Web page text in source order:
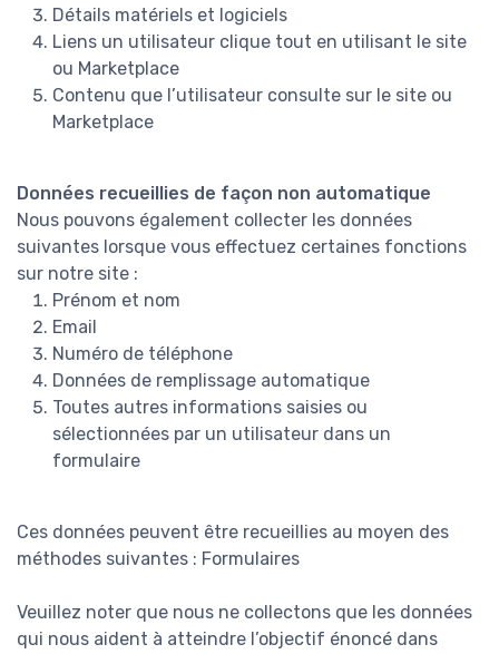
Détails matériels et logiciels
Liens un utilisateur clique tout en utilisant le site
ou Marketplace
Contenu que l’utilisateur consulte sur le site ou
Marketplace
Données recueillies de façon non automatique
Nous pouvons également collecter les données
suivantes lorsque vous effectuez certaines fonctions
sur notre site :
Prénom et nom
Email
Numéro de téléphone
Données de remplissage automatique
Toutes autres informations saisies ou
sélectionnées par un utilisateur dans un
formulaire
Ces données peuvent être recueillies au moyen des
méthodes suivantes : Formulaires
Veuillez noter que nous ne collectons que les données
qui nous aident à atteindre l’objectif énoncé dans